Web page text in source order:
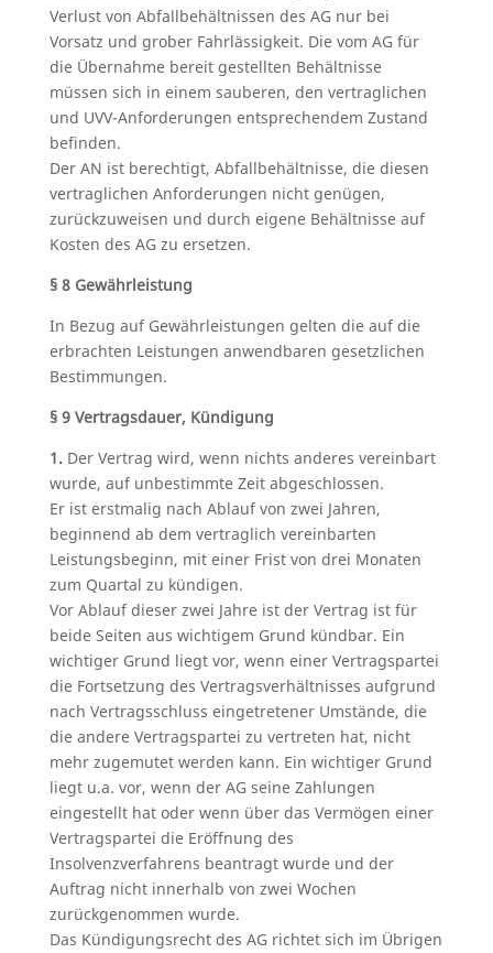
Verlust von Abfallbehältnissen des AG nur bei
Vorsatz und grober Fahrlässigkeit. Die vom AG für
die Übernahme bereit gestellten Behältnisse
müssen sich in einem sauberen, den vertraglichen
und UVV-Anforderungen entsprechendem Zustand
befinden.
Der AN ist berechtigt, Abfallbehältnisse, die diesen
vertraglichen Anforderungen nicht genügen,
zurückzuweisen und durch eigene Behältnisse auf
Kosten des AG zu ersetzen.
§ 8 Gewährleistung
In Bezug auf Gewährleistungen gelten die auf die
erbrachten Leistungen anwendbaren gesetzlichen
Bestimmungen.
§ 9 Vertragsdauer, Kündigung
1.Der Vertrag wird, wenn nichts anderes vereinbart
wurde, auf unbestimmte Zeit abgeschlossen.
Er ist erstmalig nach Ablauf von zwei Jahren,
beginnend ab dem vertraglich vereinbarten
Leistungsbeginn, mit einer Frist von drei Monaten
zum Quartal zu kündigen.
Vor Ablauf dieser zwei Jahre ist der Vertrag ist für
beide Seiten aus wichtigem Grund kündbar. Ein
wichtiger Grund liegt vor, wenn einer Vertragspartei
die Fortsetzung des Vertragsverhältnisses aufgrund
nach Vertragsschluss eingetretener Umstände, die
die andere Vertragspartei zu vertreten hat, nicht
mehr zugemutet werden kann. Ein wichtiger Grund
liegt u.a. vor, wenn der AG seine Zahlungen
eingestellt hat oder wenn über das Vermögen einer
Vertragspartei die Eröffnung des
Insolvenzverfahrens beantragt wurde und der
Auftrag nicht innerhalb von zwei Wochen
zurückgenommen wurde.
Das Kündigungsrecht des AG richtet sich im Übrigen